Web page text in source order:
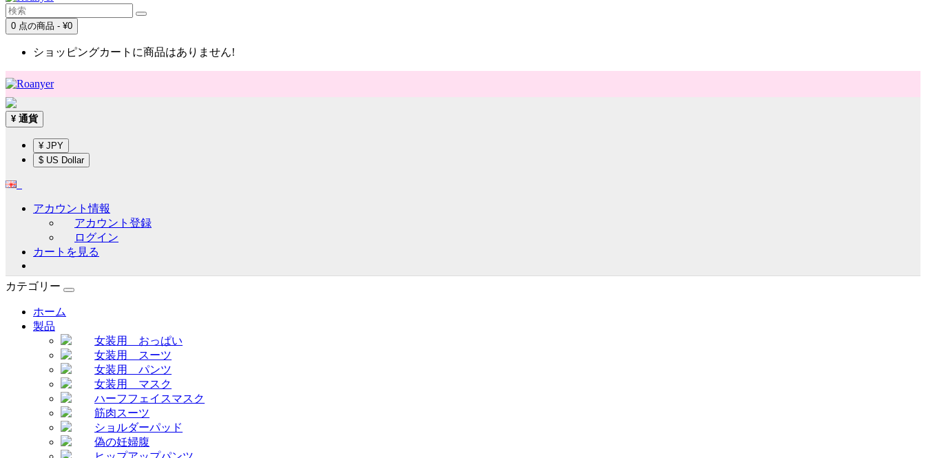
0 点の商品 - ¥0
ショッピングカートに商品はありません!
¥ 通貨
¥ JPY
$ US Dollar
アカウント情報
アカウント登録
ログイン
カートを見る
カテゴリー
ホーム
製品
女装用 おっぱい
女装用 スーツ
女装用 パンツ
女装用 マスク
ハーフフェイスマスク
筋肉スーツ
ショルダーパッド
偽の妊婦腹